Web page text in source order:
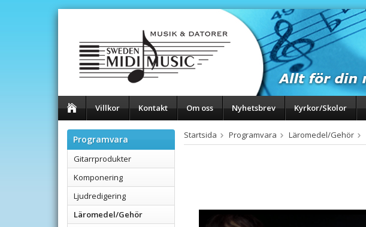
Villkor Kontakt Om oss Nyhetsbrev Kyrkor/Skolor
Programvara
Gitarrprodukter
Komponering
Ljudredigering
Läromedel/Gehör
Startsida Programvara Läromedel/Gehör